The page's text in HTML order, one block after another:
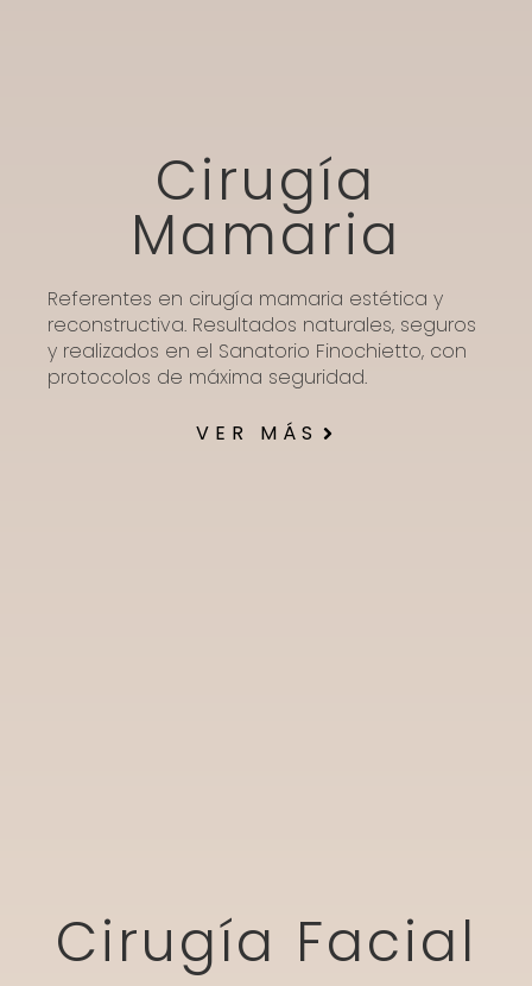
Cirugía
Mamaria
Referentes en cirugía mamaria estética y
reconstructiva. Resultados naturales, seguros
y realizados en el Sanatorio Finochietto, con
protocolos de máxima seguridad.
VER MÁS
Cirugía Facial